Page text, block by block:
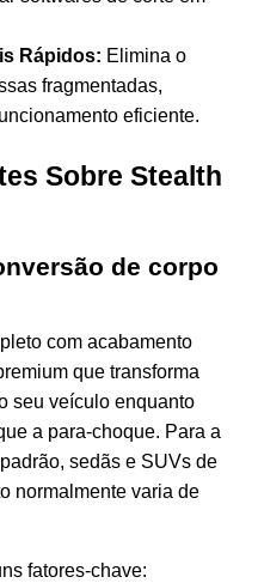
Rápidos: Elimina o
fragmentadas,
eficiente.
Sobre Stealth
de corpo
com acabamento
que transforma
seu veículo enquanto
a para-choque. Para a
sedãs e SUVs de
normalmente varia de
fatores-chave: